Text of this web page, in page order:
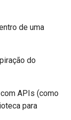
de uma
do
APIs (como
para